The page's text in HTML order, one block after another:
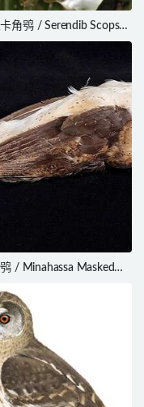
角鸮 / Serendib Scops
thilohoffmanni
/ Minahassa Masked